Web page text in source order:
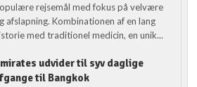
rejsemål med fokus på velvære
afslapning. Kombinationen af en lang
med traditionel medicin, en unik...
udvider til syv daglige
til Bangkok